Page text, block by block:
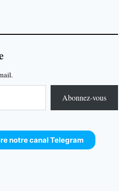
Abonnez-vous
notre canal Telegram